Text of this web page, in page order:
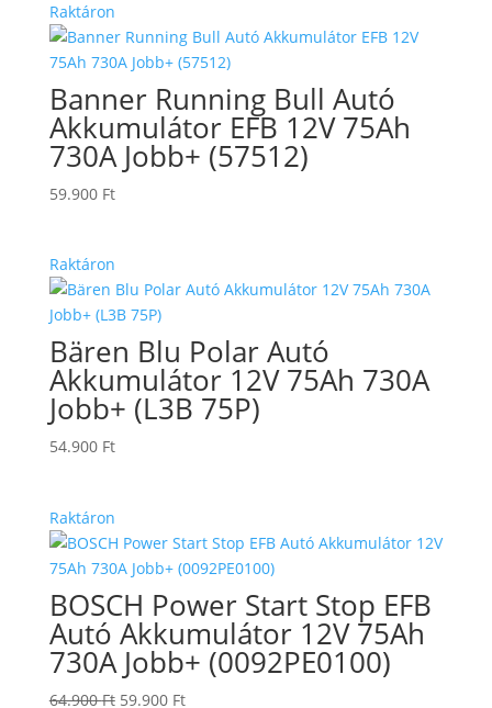
Raktáron
Banner Running Bull Autó
Akkumulátor EFB 12V 75Ah
730A Jobb+ (57512)
59.900 Ft
Raktáron
Bären Blu Polar Autó
Akkumulátor 12V 75Ah 730A
Jobb+ (L3B 75P)
54.900 Ft
Raktáron
BOSCH Power Start Stop EFB
Autó Akkumulátor 12V 75Ah
730A Jobb+ (0092PE0100)
64.900Ft Original
59.900 FtCurrent